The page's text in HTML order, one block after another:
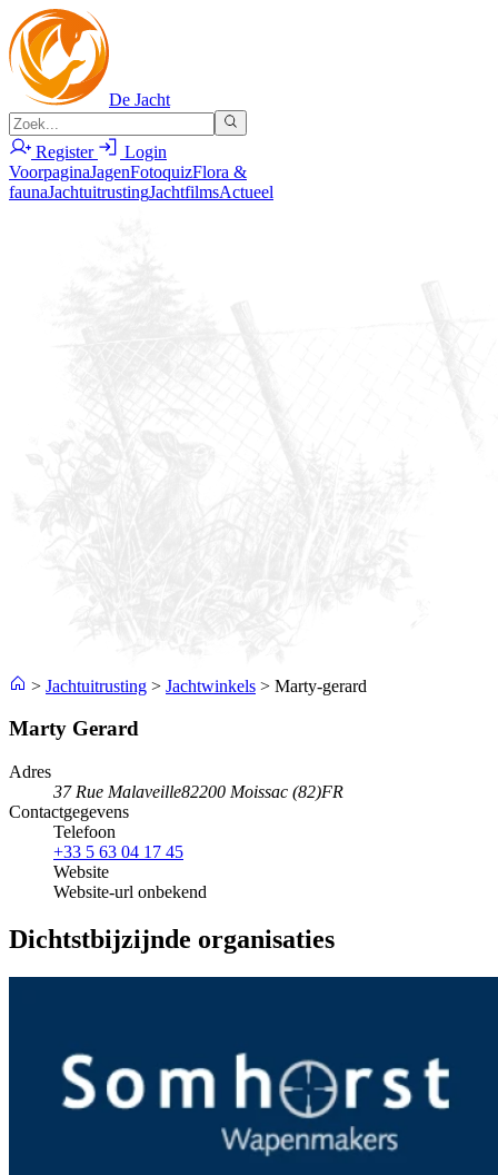
De Jacht
Register
Login
VoorpaginaJagenFotoquizFlora &
faunaJachtuitrustingJachtfilmsActueel
> Jachtuitrusting > Jachtwinkels > Marty-gerard
Marty Gerard
Adres
37 Rue Malaveille82200 Moissac (82)FR
Contactgegevens
Telefoon
+33 5 63 04 17 45
Website
Website-url onbekend
Dichtstbijzijnde organisaties